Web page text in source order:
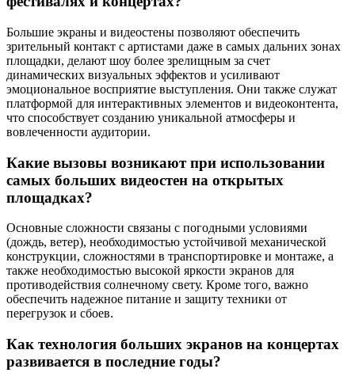
Большие экраны и видеостены позволяют обеспечить
зрительный контакт с артистами даже в самых дальних зонах
площадки, делают шоу более зрелищным за счет
динамических визуальных эффектов и усиливают
эмоциональное восприятие выступления. Они также служат
платформой для интерактивных элементов и видеоконтента,
что способствует созданию уникальной атмосферы и
вовлеченности аудитории.
Какие вызовы возникают при использовании
самых больших видеостен на открытых
площадках?
Основные сложности связаны с погодными условиями
(дождь, ветер), необходимостью устойчивой механической
конструкции, сложностями в транспортировке и монтаже, а
также необходимостью высокой яркости экранов для
противодействия солнечному свету. Кроме того, важно
обеспечить надежное питание и защиту техники от
перегрузок и сбоев.
Как технология больших экранов на концертах
развивается в последние годы?